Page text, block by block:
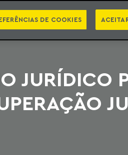
PODCASTS NEWSLETTER VIDEOCASTS
JURÍDICO
DE COOKIES